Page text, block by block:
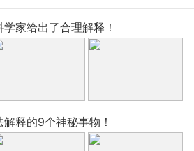
家给出了合理解释！
释的9个神秘事物！